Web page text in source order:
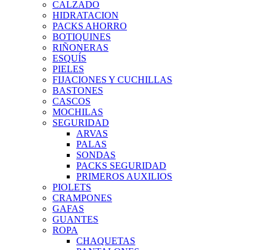
CALZADO
HIDRATACION
PACKS AHORRO
BOTIQUINES
RIÑONERAS
ESQUÍS
PIELES
FIJACIONES Y CUCHILLAS
BASTONES
CASCOS
MOCHILAS
SEGURIDAD
ARVAS
PALAS
SONDAS
PACKS SEGURIDAD
PRIMEROS AUXILIOS
PIOLETS
CRAMPONES
GAFAS
GUANTES
ROPA
CHAQUETAS